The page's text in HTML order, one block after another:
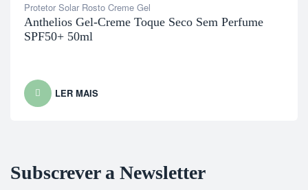
Protetor Solar Rosto Creme Gel
Anthelios Gel-Creme Toque Seco Sem Perfume
SPF50+ 50ml
LER MAIS
Subscrever a Newsletter